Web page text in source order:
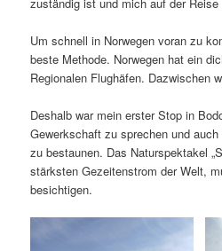
Um schnell in Norwegen voran zu
beste Methode. Norwegen hat ein
Regionalen Flughäfen. Dazwischen
Deshalb war mein erster Stop in
Gewerkschaft zu sprechen und
zu bestaunen. Das Naturspektakel
stärksten Gezeitenstrom der Welt,
besichtigen.